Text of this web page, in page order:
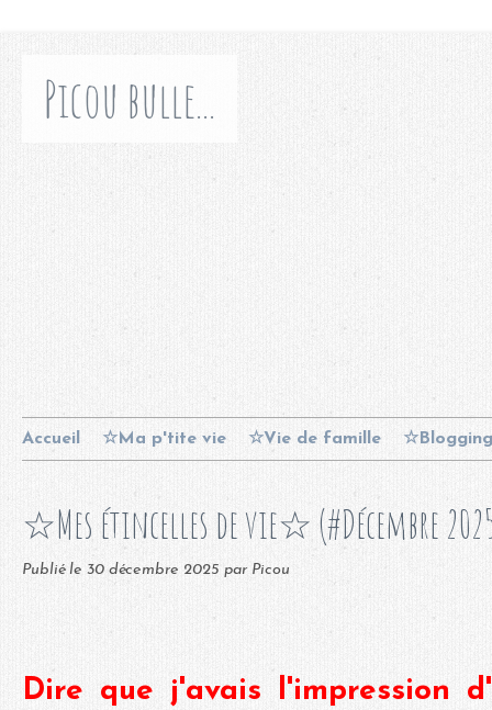
Picou bulle...
Accueil ☆Ma p'tite vie ☆Vie de famille ☆Blogging
☆Mes étincelles de vie☆ (#Décembre
Publié le 30 décembre 2025 par Picou
Dire que j'avais l'impression